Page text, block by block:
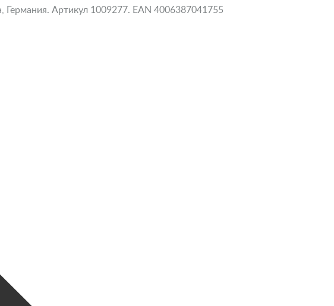
Артикул 1009277. EAN 4006387041755